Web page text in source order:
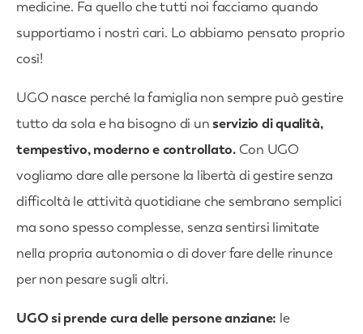
medicine. Fa quello che tutti noi facciamo quando
supportiamo i nostri cari. Lo abbiamo pensato proprio
così!
UGO nasce perché la famiglia non sempre può gestire
tutto da sola e ha bisogno di unservizio di qualità,
tempestivo, moderno e controllato.Con UGO
vogliamo dare alle persone la libertà di gestire senza
difficoltà le attività quotidiane che sembrano semplici
ma sono spesso complesse, senza sentirsi limitate
nella propria autonomia o di dover fare delle rinunce
per non pesare sugli altri.
UGO si prende cura delle persone anziane: le